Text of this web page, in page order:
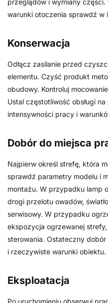
warunki otoczenia sprawdź w
Konserwacja
Odłącz zasilanie przed
elementu. Czyść produkt
obudowy. Kontroluj
Ustal częstotliwość obsługi
intensywności pracy i
Dobór do miejsca
Najpierw określ strefę, która
sprawdź parametry modelu i
montażu. W przypadku lamp
drogi przelotu owadów,
serwisowy. W przypadku
ekspozycja ogrzewanej
sterowania. Ostateczny
i rzeczywiste warunki obiektu.
Eksploatacja
Po uruchomieniu obserwuj